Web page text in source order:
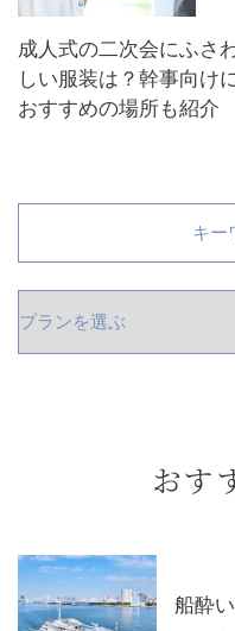
成人式の二次会にふさ
しい服装は？幹事向け
おすすめの場所も紹介
おす
船酔